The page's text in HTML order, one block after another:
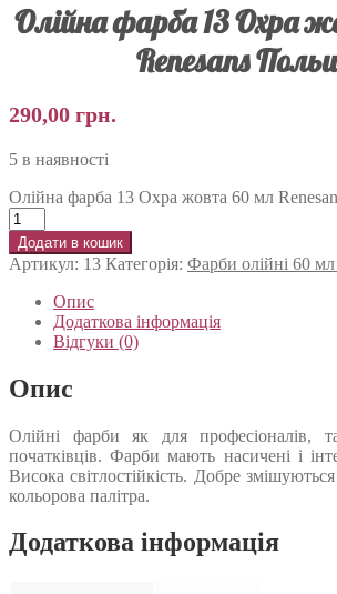
Олійна фарба 13 Охра
Renesans
290,00 грн.
5 в наявності
Олійна фарба 13 Охра жовта 60 мл
Додати в кошик
Артикул: 13 Категорія: Фарби олійні 60 мл
Опис
Додаткова інформація
Відгуки (0)
Опис
Олійні фарби як для професіоналів,
початківців. Фарби мають насичені і
Висока світлостійкість. Добре
кольорова палітра.
Додаткова інформація